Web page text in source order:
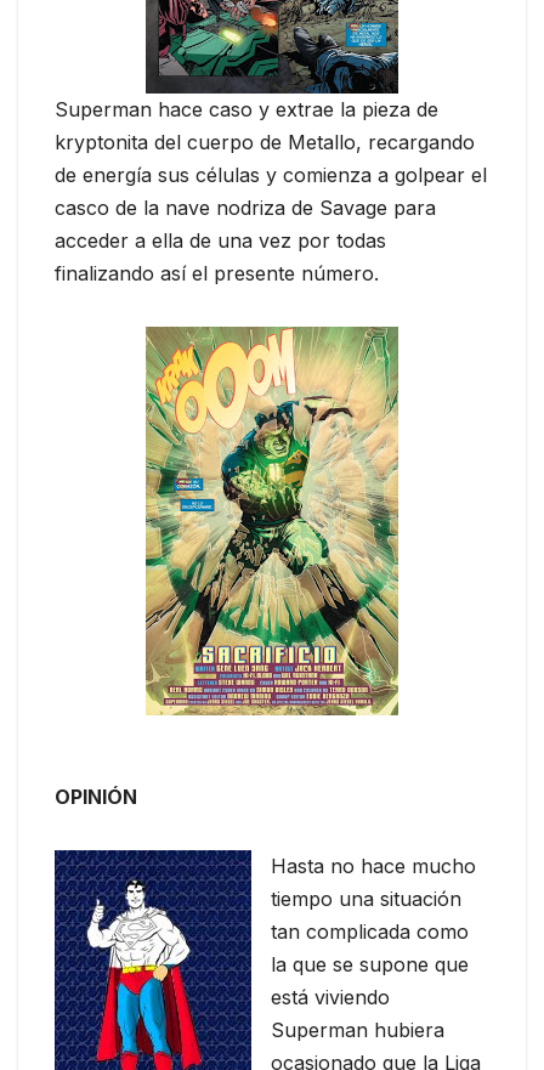
Superman hace caso y extrae la pieza de
kryptonita del cuerpo de Metallo, recargando
de energía sus células y comienza a golpear el
casco de la nave nodriza de Savage para
acceder a ella de una vez por todas
finalizando así el presente número.
OPINIÓN
Hasta no hace mucho
tiempo una situación
tan complicada como
la que se supone que
está viviendo
Superman hubiera
ocasionado que la Liga